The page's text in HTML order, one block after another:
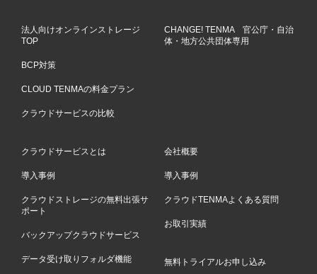
法人向けオンラインストレージ
TOP
BCP対策
CLOUD TENMAの料金プラン
クラウドサービスの比較
CHANGE! TENMA 官公庁・自治
体・地方公共団体専用
クラウドサービスとは
導入事例
クラウドストレージの無料出張サ
ポート
バックアップクラウドサービス
データ受け取りフォルダ機能
会社概要
導入事例
クラウドTENMAよくある質問
お取引実績
無料トライアルお申し込み